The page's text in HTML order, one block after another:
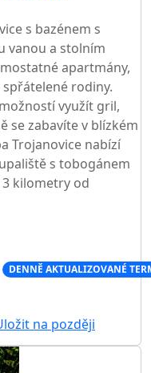
s bazénem s
vanou a stolním
apartmány,
rodiny.
využít gril,
se zabavíte v blízkém
Trojanovice nabízí
s tobogánem
kilometry od
DENNĚ AKTUALIZOVANÉ
na později